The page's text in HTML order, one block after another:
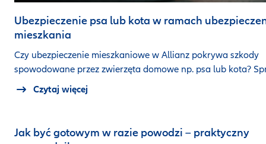
Ubezpieczenie psa lub kota w ramach
mieszkania
Czy ubezpieczenie mieszkaniowe w Allianz pokrywa szkody
spowodowane przez zwierzęta domowe np. psa lub kota?
Czytaj więcej
Jak być gotowym w razie powodzi – praktyczny